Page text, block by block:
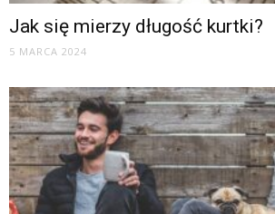
Jak się mierzy długość kurtki?
5 MARCA 2024